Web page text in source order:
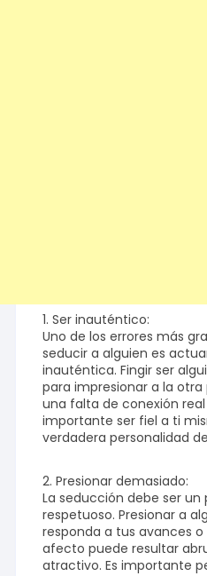
1. Ser inauténtico:
Uno de los errores más
seducir a alguien es
inauténtica. Fingir ser
para impresionar a la
una falta de conexión real
importante ser fiel a ti
verdadera personalidad
2. Presionar demasiado:
La seducción debe ser
respetuoso. Presionar a
responda a tus avances
afecto puede resultar
atractivo. Es importante